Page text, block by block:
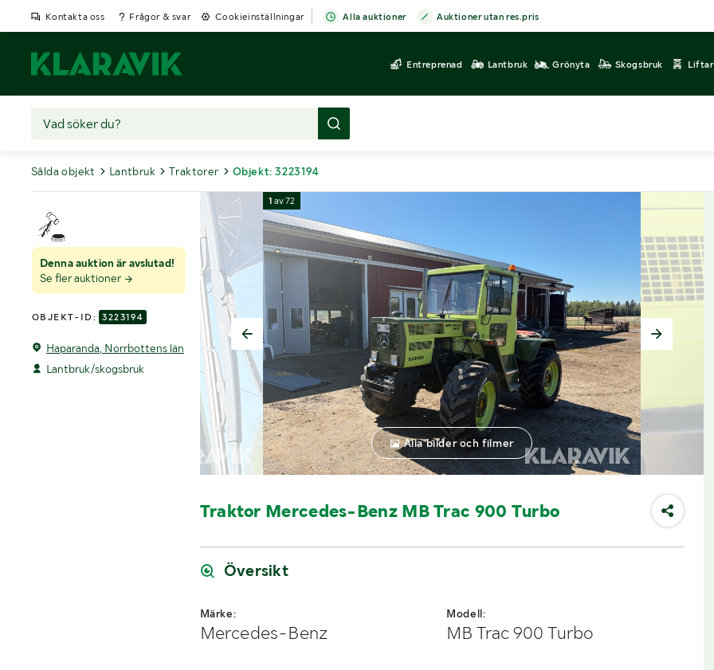
Kontakta oss Frågor & svar Cookieinställningar Alla auktioner Auktioner utan res.pris
Entreprenad Lantbruk Grönyta Skogsbruk Liftar
Sålda objekt Lantbruk Traktorer Objekt: 3223194
Denna auktion är avslutad!
Se fler auktioner
OBJEKT-ID: 3223194
Haparanda, Norrbottens län
Lantbruk/skogsbruk
1 av72
Alla bilder och filmer
Traktor Mercedes-Benz MB Trac 900 Turbo
Översikt
Märke:
Mercedes-Benz
Modell:
MB Trac 900 Turbo